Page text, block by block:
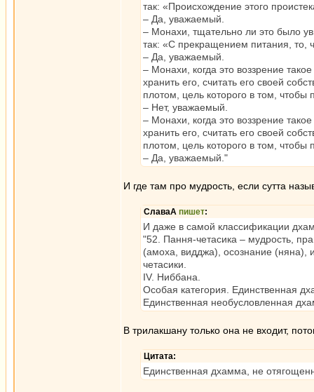
так: «Происхождение этого
– Да, уважаемый.
– Монахи, тщательно ли это было
так: «С прекращением питания, то,
– Да, уважаемый.
– Монахи, когда это воззрение
хранить его, считать его своей
плотом, цель которого в том,
– Нет, уважаемый.
– Монахи, когда это воззрение
хранить его, считать его своей
плотом, цель которого в том,
– Да, уважаемый."
И где там про мудрость, если сутта
СлаваА пишет:
И даже в самой классификации
"52. Пання-четасика – мудрость,
(амоха, видджа), осознание (няна),
четасики.
IV. Ниббана.
Особая категория. Единственная
Единственная необусловленная
В трилакшану только она не входит,
Цитата:
Единственная дхамма, не